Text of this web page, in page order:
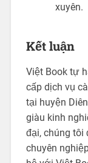
xuyên.
Kết luận
Việt Book tự
cấp dịch vụ
tại huyện
giàu kinh
đại, chúng tôi
chuyên